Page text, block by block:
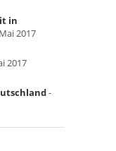
in
2017
2017
-